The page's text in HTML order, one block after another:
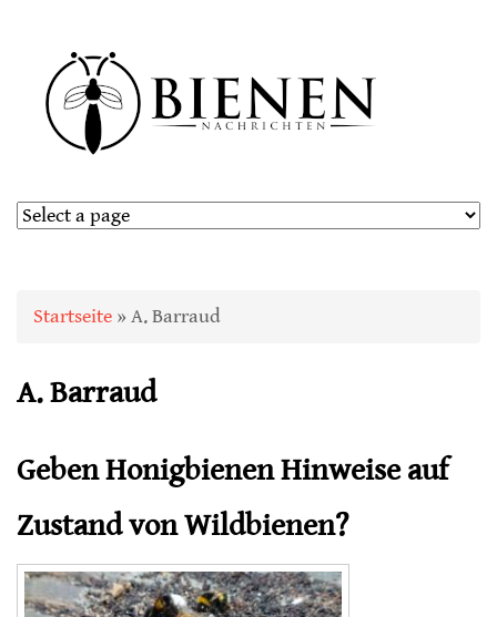
Sie sind hier
Startseite » A. Barraud
A. Barraud
Geben Honigbienen Hinweise auf
Zustand von Wildbienen?